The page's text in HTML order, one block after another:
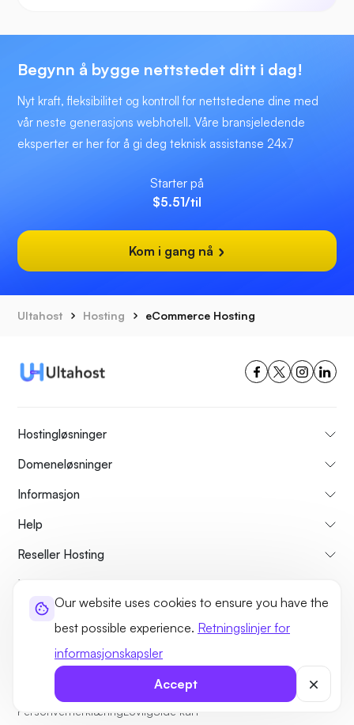
Our website uses cookies to ensure you have the
best possible experience. Retningslinjer for
informasjonskapsler
Accept
Begynn å bygge nettstedet ditt i dag!
Nyt kraft, fleksibilitet og kontroll for nettstedene dine med
vår neste generasjons webhotell. Våre bransjeledende
eksperter er her for å gi deg teknisk assistanse 24x7
Starter på
$5.51/til
Kom i gang nå
Ultahost Hosting eCommerce Hosting
Hostingløsninger
Domeneløsninger
Informasjon
Help
Reseller Hosting
Mest Populære
Sammenlign
Veiledninger
Om oss Avbestillings- og refusjonspolicy
Vilkår og betingelser
PersonvernerklæringLovligSide kart